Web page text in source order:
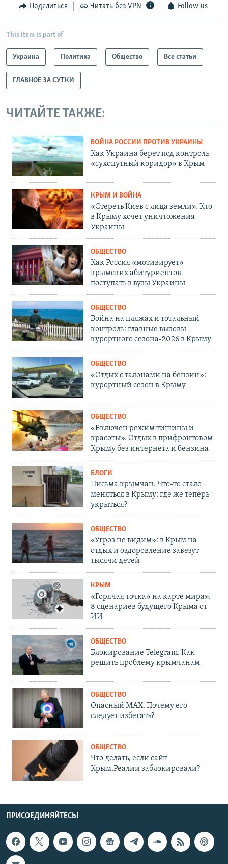
Поделиться Читать без VPN Follow us
This item is part of
Украина Политика Общество Все статьи
ГЛАВНОЕ ЗА СУТКИ
ЧИТАЙТЕ ТАКЖЕ:
ВОЙНА РОССИИ ПРОТИВ УКРАИНЫ
Как Украина берет под контроль
«сухопутный коридор» в Крым
КРЫМ И ВОЙНА
«Стереть Киев с лица земли». Кто
в Крыму хочет уничтожения
Украины
ОБЩЕСТВО
Как Россия «мотивирует»
крымских абитуриентов
поступать в вузы Украины
ОБЩЕСТВО
Война на пляжах и тотальный
контроль: главные вызовы
курортного сезона-2026 в Крыму
ОБЩЕСТВО
«Отдых с талонами на бензин»:
курортный сезон в Крыму
ОБЩЕСТВО
«Включен режим тишины и
красоты». Отдых в прифронтовом
Крыму без интернета и бензина
БЛОГИ
Письма крымчан. Что-то стало
меняться в Крыму: где же теперь
укрыться?
ОБЩЕСТВО
«Угроз не видим»: в Крым на
отдых и оздоровление завезут
тысячи детей
КРЫМ
«Горячая точка» на карте мира».
8 сценариев будущего Крыма от
ИИ
ОБЩЕСТВО
Блокирование Telegram. Как
решить проблему крымчанам
ОБЩЕСТВО
Опасный MAX. Почему его
следует избегать?
ОБЩЕСТВО
Что делать, если сайт
Крым.Реалии заблокировали?
ПРИСОЕДИНЯЙТЕСЬ!